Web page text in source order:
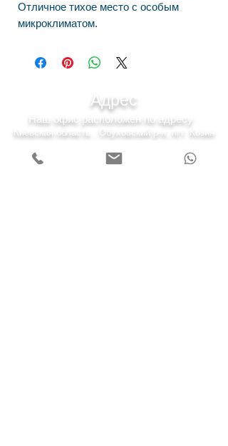
Отличное тихое место с особым
микроклиматом.
Адрес
Наш офис расположен по адресу
Киевская область , Обуховский р-н, пгт. Козин